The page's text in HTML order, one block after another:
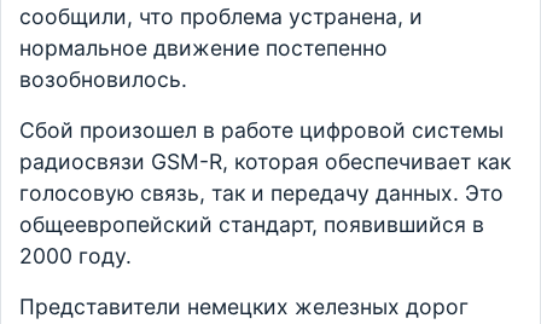
сообщили, что проблема устранена, и
нормальное движение постепенно
возобновилось.
Сбой произошел в работе цифровой системы
радиосвязи GSM-R, которая обеспечивает как
голосовую связь, так и передачу данных. Это
общеевропейский стандарт, появившийся в
2000 году.
Представители немецких железных дорог